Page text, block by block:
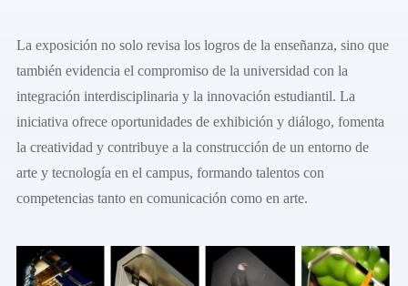
La exposición no solo revisa los logros de la enseñanza, sino que
también evidencia el compromiso de la universidad con la
integración interdisciplinaria y la innovación estudiantil. La
iniciativa ofrece oportunidades de exhibición y diálogo, fomenta
la creatividad y contribuye a la construcción de un entorno de
arte y tecnología en el campus, formando talentos con
competencias tanto en comunicación como en arte.